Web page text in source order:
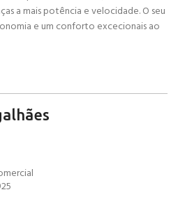
a mais potência e velocidade. O seu
e um conforto excecionais ao